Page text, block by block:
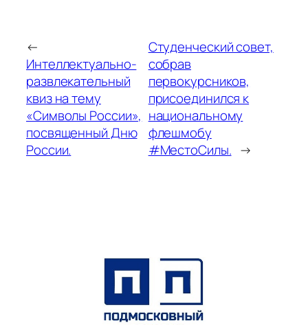
←
Интеллектуально-
развлекательный
квиз на тему
«Символы России»,
посвященный Дню
России.
Студенческий совет,
собрав
первокурсников,
присоединился к
национальному
флешмобу
#МестоСилы. →